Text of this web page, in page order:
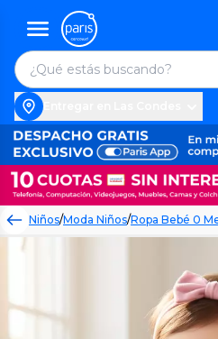
Niños/Moda Niños/Ropa Bebé 0